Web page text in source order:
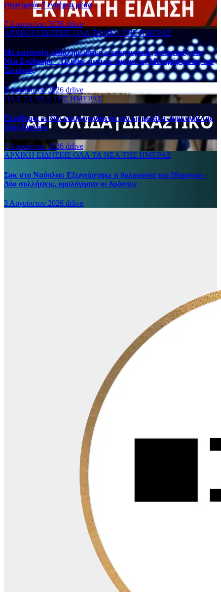
επιχειρούν 7 εναέρια μέσα
7 Αυγούστου 2026drlive
ΑΡΧΙΚΗ ΕΙΔΗΣΕΙΣ ΟΛΑ ΤΑ ΝΕΑ ΤΗΣ ΗΜΕΡΑΣ
Με κατάνυξη ολοκληρώθηκε ο πανηγυρικός εσπερινός στη
Νέα Επίδαυρο – Πλήθος πιστών τίμησε τη Μεταμόρφωση του
Σωτήρος
5 Αυγούστου 2026 drlive
ΟΛΑ ΤΑ ΝΕΑ ΤΗΣ ΗΜΕΡΑΣ
Ελεύθεροι οι δύο κατηγορούμενοι για τη μεγάλη πυρκαγιά της
31ης Ιουλίου
5 Αυγούστου 2026 drlive
ΑΡΧΙΚΗ ΕΙΔΗΣΕΙΣ ΟΛΑ ΤΑ ΝΕΑ ΤΗΣ ΗΜΕΡΑΣ
Σοκ στο Ναύπλιο: Εξιχνιάστηκε η δολοφονία του 59χρονου –
Δύο συλλήψεις, ομολόγησαν οι δράστες
3 Αυγούστου 2026 drlive